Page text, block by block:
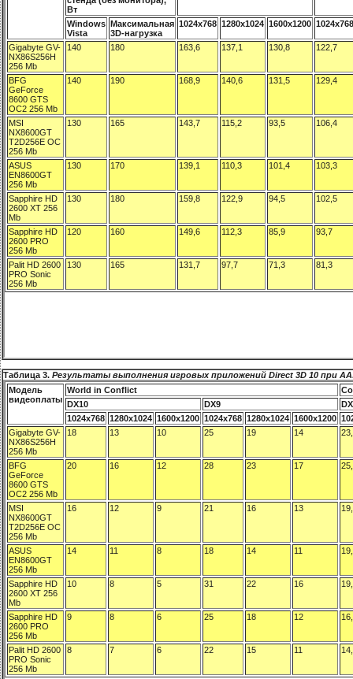
Таблица 3. Результаты выполнения игровых приложений Direct 3D 10 при